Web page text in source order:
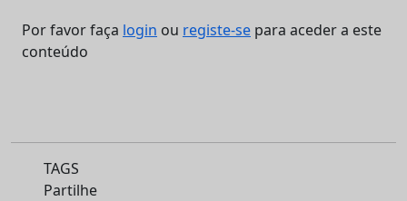
Por favor faça login ou registe-se para aceder a este
conteúdo
TAGS
Partilhe